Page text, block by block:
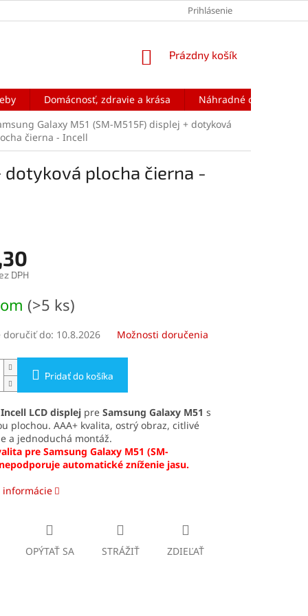
Prihlásenie
NÁKUPNÝ
Prázdny košík
Domácnosť, zdravie a krása Náhradné diely na
Galaxy M51 (SM-M515F) displej + dotyková
čierna - Incell
dotyková plocha čierna -
DPH
(>5 ks)
doručiť do: 10.8.2026 Možnosti doručenia
Pridať do košíka
Incell LCD displejpre Samsung Galaxy M51 s
plochou. AAA+ kvalita, ostrý obraz, citlivé
a jednoduchá montáž.
pre Samsung Galaxy M51 (SM-
automatické zníženie jasu.
informácie
OPÝTAŤ SA STRÁŽIŤ ZDIEĽAŤ